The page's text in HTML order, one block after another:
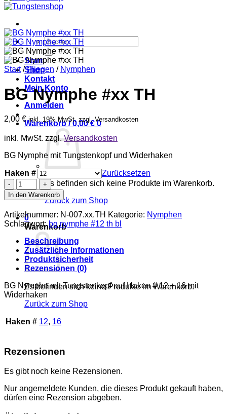
Suche
nach:
Start
Shop
Kontakt
Mein Konto
Anmelden
Warenkorb /0,00€ 0
Es befinden sich keine Produkte im Warenkorb.
Zurück zum Shop
0
Warenkorb
Es befinden sich keine Produkte im Warenkorb.
Zurück zum Shop
Start / Fliegen / Nymphen
BG Nymphe #xx TH
2,00 € inkl. 19% MwSt. zzgl. Versandkosten
inkl. MwSt. zzgl.Versandkosten
BG Nymphe mit Tungstenkopf und Widerhaken
Haken #
Zurücksetzen
BG
Nymphe
#xx
TH
Menge
In den Warenkorb
Artikelnummer: N-007.xx.TH Kategorie: Nymphen
Schlagwort:bg nymphe #12 th bl
Beschreibung
Zusätzliche Informationen
Produktsicherheit
Rezensionen (0)
BG Nymphe mit Tungstenkopf auf Haken # 12 + 16 mit
Widerhaken
Haken # 12, 16
Rezensionen
Es gibt noch keine Rezensionen.
Nur angemeldete Kunden, die dieses Produkt gekauft haben,
dürfen eine Rezension abgeben.